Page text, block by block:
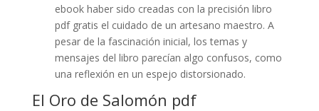
ebook haber sido creadas con la precisión libro
pdf gratis el cuidado de un artesano maestro. A
pesar de la fascinación inicial, los temas y
mensajes del libro parecían algo confusos, como
una reflexión en un espejo distorsionado.
El Oro de Salomón pdf